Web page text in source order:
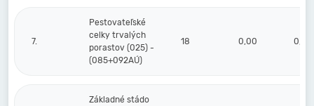
7.
Pestovateľské
celky trvalých
porastov (025) -
(085+092AÚ)
18 0,00 0,00
Základné stádo